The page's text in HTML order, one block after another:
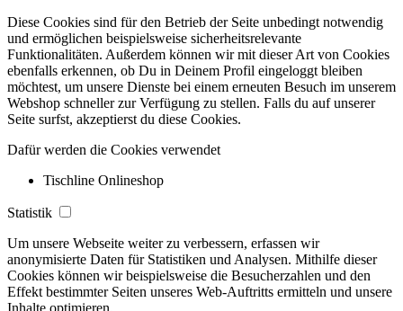
Diese Cookies sind für den Betrieb der Seite unbedingt notwendig
und ermöglichen beispielsweise sicherheitsrelevante
Funktionalitäten. Außerdem können wir mit dieser Art von Cookies
ebenfalls erkennen, ob Du in Deinem Profil eingeloggt bleiben
möchtest, um unsere Dienste bei einem erneuten Besuch im unserem
Webshop schneller zur Verfügung zu stellen. Falls du auf unserer
Seite surfst, akzeptierst du diese Cookies.
Dafür werden die Cookies verwendet
Tischline Onlineshop
Statistik
Um unsere Webseite weiter zu verbessern, erfassen wir
anonymisierte Daten für Statistiken und Analysen. Mithilfe dieser
Cookies können wir beispielsweise die Besucherzahlen und den
Effekt bestimmter Seiten unseres Web-Auftritts ermitteln und unsere
Inhalte optimieren.